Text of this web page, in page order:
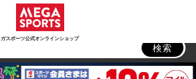
ガスポーツ公式オンラインショップ
ドア
検索